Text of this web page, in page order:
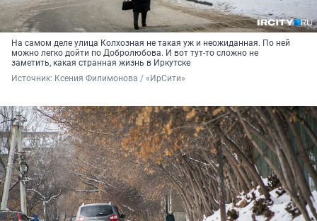
На самом деле улица Колхозная не такая уж и неожиданная. По ней
можно легко дойти по Добролюбова. И вот тут-то сложно не
заметить, какая странная жизнь в Иркутске
Источник: Ксения Филимонова / «ИрСити»